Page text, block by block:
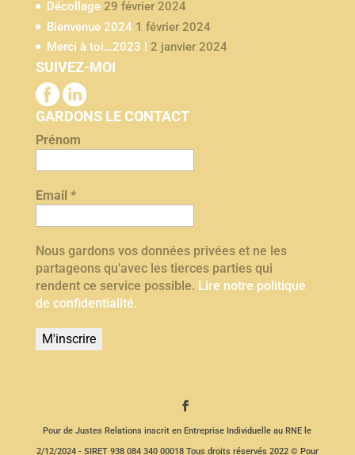
Décollage 29 février 2024
Bienvenue 2024 1 février 2024
Merci à toi…2023 ! 2 janvier 2024
SUIVEZ-MOI
GARDONS LE CONTACT
Prénom
Email *
Nous gardons vos données privées et ne les
partageons qu’avec les tierces parties qui
rendent ce service possible. Lire notre politique
de confidentialité.
Pour de Justes Relations inscrit en Entreprise Individuelle au RNE le
2/12/2024 - SIRET 938 084 340 00018 Tous droits réservés 2022 © Pour